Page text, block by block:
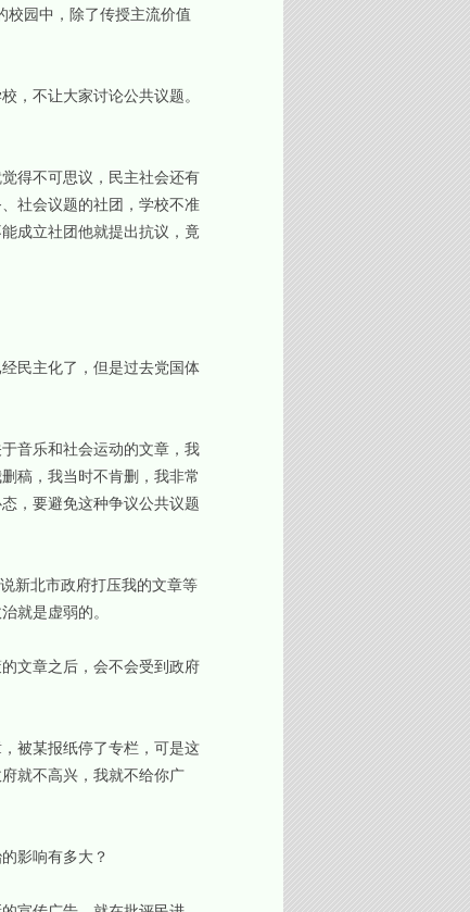
园中，除了传授主流价值
不让大家讨论公共议题。
得不可思议，民主社会还有
社会议题的社团，学校不准
成立社团他就提出抗议，竟
民主化了，但是过去党国体
音乐和社会运动的文章，我
稿，我当时不肯删，我非常
，要避免这种争议公共议题
新北市政府打压我的文章等
就是虚弱的。
文章之后，会不会受到政府
被某报纸停了专栏，可是这
就不高兴，我就不给你广
影响有多大？